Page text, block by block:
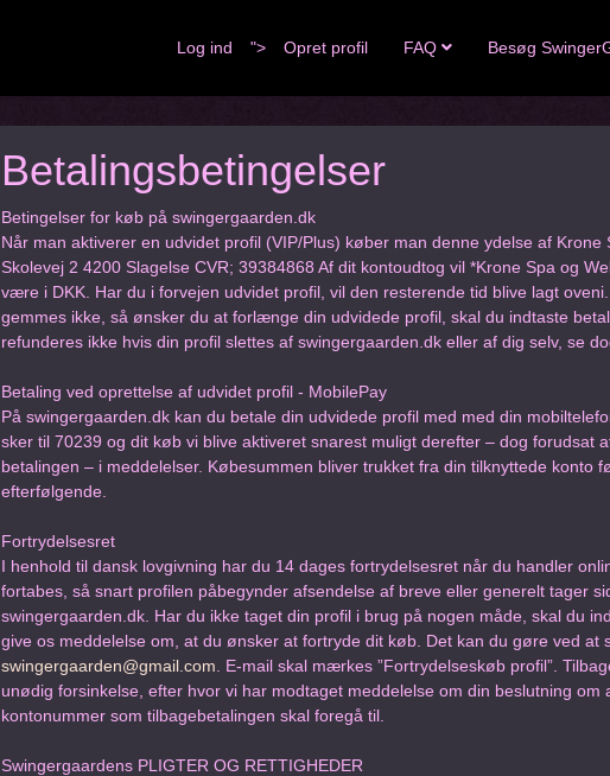
Log ind "> Opret profil FAQ Besøg
Betalingsbetingelser
Betingelser for køb på swingergaarden.dk
Når man aktiverer en udvidet profil (VIP/Plus) køber man denne ydelse af Krone
Skolevej 2 4200 Slagelse CVR; 39384868 Af dit kontoudtog vil *Krone Spa og
være i DKK. Har du i forvejen udvidet profil, vil den resterende tid blive lagt
gemmes ikke, så ønsker du at forlænge din udvidede profil, skal du indtaste
refunderes ikke hvis din profil slettes af swingergaarden.dk eller af dig selv, se
Betaling ved oprettelse af udvidet profil - MobilePay
På swingergaarden.dk kan du betale din udvidede profil med med din
sker til 70239 og dit køb vi blive aktiveret snarest muligt derefter – dog forudsat
betalingen – i meddelelser. Købesummen bliver trukket fra din tilknyttede konto
efterfølgende.
Fortrydelsesret
I henhold til dansk lovgivning har du 14 dages fortrydelsesret når du handler
fortabes, så snart profilen påbegynder afsendelse af breve eller generelt tager
swingergaarden.dk. Har du ikke taget din profil i brug på nogen måde, skal du
give os meddelelse om, at du ønsker at fortryde dit køb. Det kan du gøre ved at
swingergaarden@gmail.com . E-mail skal mærkes ”Fortrydelseskøb profil”.
unødig forsinkelse, efter hvor vi har modtaget meddelelse om din beslutning om
kontonummer som tilbagebetalingen skal foregå til.
Swingergaardens PLIGTER OG RETTIGHEDER